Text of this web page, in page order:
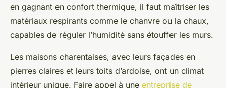
en gagnant en confort thermique, il faut maîtriser les
matériaux respirants comme le chanvre ou la chaux,
capables de réguler l’humidité sans étouffer les murs.
Les maisons charentaises, avec leurs façades en
pierres claires et leurs toits d’ardoise, ont un climat
intérieur unique. Faire appel à une entreprise de